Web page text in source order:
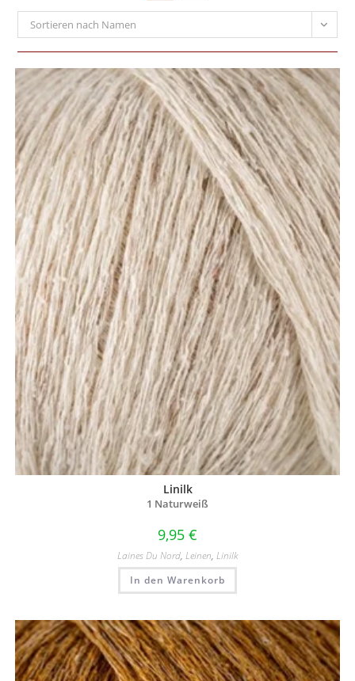
Sortieren nach Namen
Linilk
1 Naturweiß
9,95 €
Laines Du Nord, Leinen, Linilk
In den Warenkorb